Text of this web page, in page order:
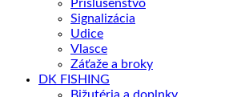
Príslušenstvo
Signalizácia
Udice
Vlasce
Záťaže a broky
DK FISHING